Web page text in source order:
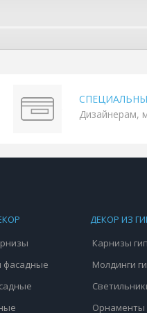
Дизайнерам,
фасадные
ДЕКОР ИЗ
Карнизы
Молдинги
Орнаменты